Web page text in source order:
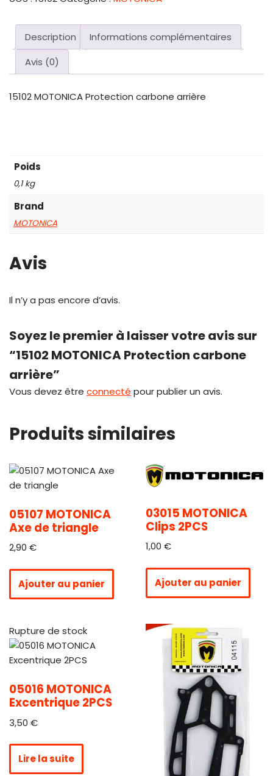
Description
Informations complémentaires
Avis (0)
15102 MOTONICA Protection carbone arrière
Poids
0,1 kg
Brand
MOTONICA
Avis
Il n’y a pas encore d’avis.
Soyez le premier à laisser votre avis sur
“15102 MOTONICA Protection carbone
arrière”
Vous devez être connecté pour publier un avis.
Produits similaires
05107 MOTONICA
Axe de triangle
2,90 €
Ajouter au panier
03015 MOTONICA
Clips 2PCS
1,00 €
Ajouter au panier
Rupture de stock
05016 MOTONICA
Excentrique 2PCS
3,50 €
Lire la suite